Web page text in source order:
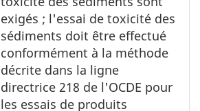
exigés ; l'essai de toxicité des
sédiments doit être effectué
conformément à la méthode
décrite dans la ligne
directrice 218 de l'OCDE pour
les essais de produits